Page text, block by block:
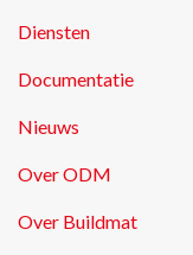
Diensten
Documentatie
Nieuws
Over ODM
Over Buildmat